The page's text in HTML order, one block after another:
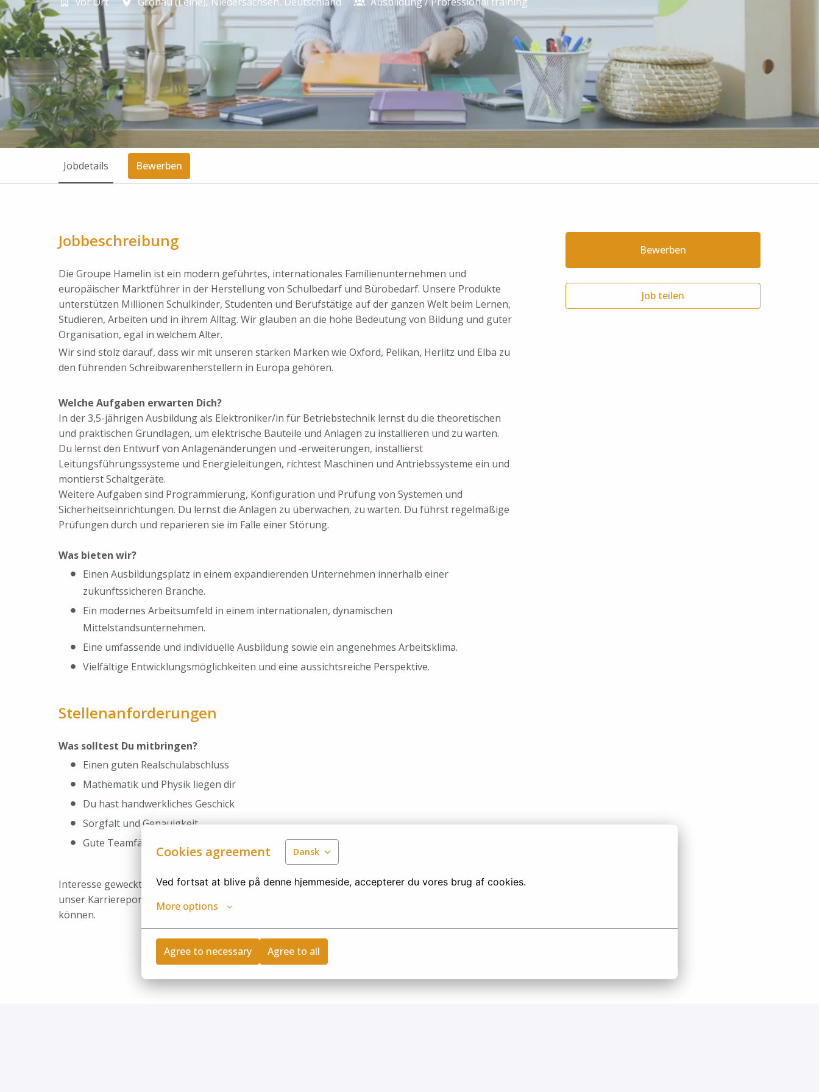
Cookies agreement Dansk
Ved fortsat at blive på denne hjemmeside, accepterer du vores brug af cookies.
More options
Agree to necessary Agree to all
Jobdetails Bewerben
Jobbeschreibung
Die Groupe Hamelin ist ein modern geführtes, internationales Familien­unternehmen und
europäischer Marktführer in der Herstellung von Schulbedarf und Bürobedarf. Unsere Produkte
unterstützen Millionen Schulkinder, Studenten und Berufstätige auf der ganzen Welt beim Lernen,
Studieren, Arbeiten und in ihrem Alltag. Wir glauben an die hohe Bedeutung von Bildung und guter
Organisation, egal in welchem Alter.
Wir sind stolz darauf, dass wir mit unseren starken Marken wie Oxford, Pelikan, Herlitz und Elba zu
den führenden Schreibwarenherstellern in Europa gehören.
Welche Aufgaben erwarten Dich?
In der 3,5-jährigen Ausbildung als Elektroniker/in für Betriebstechnik lernst du die theoretischen
und praktischen Grundlagen, um elektrische Bauteile und Anlagen zu installieren und zu warten.
Du lernst den Entwurf von Anlagenänderungen und ‑erweiterungen, installierst
Leitungsführungssysteme und Energieleitungen, richtest Maschinen und Antriebssysteme ein und
montierst Schaltgeräte.
Weitere Aufgaben sind Programmierung, Konfiguration und Prüfung von Systemen und
Sicherheitseinrichtungen. Du lernst die Anlagen zu überwachen, zu warten. Du führst regelmäßige
Prüfungen durch und reparieren sie im Falle einer Störung.
Was bieten wir?
Einen Ausbildungsplatz in einem expandierenden Unternehmen innerhalb einer
zukunftssicheren Branche.
Ein modernes Arbeitsumfeld in einem internationalen, dynamischen
Mittelstandsunternehmen.
Eine umfassende und individuelle Ausbildung sowie ein angenehmes Arbeitsklima.
Vielfältige Entwicklungsmöglichkeiten und eine aussichtsreiche Perspektive.
Stellenanforderungen
Was solltest Du mitbringen?
Einen guten Realschulabschluss
Mathematik und Physik liegen dir
Du hast handwerkliches Geschick
Sorgfalt und Genauigkeit
Gute Teamfähigkeit
Interesse geweckt? Dann freuen wir uns auf deine digitale Bewerbung – am besten direkt über
unser Karriereportal. Bitte beachte, dass wir Bewerbungen per Post leider nicht berücksichtigen
können.
Bewerben
Job teilen